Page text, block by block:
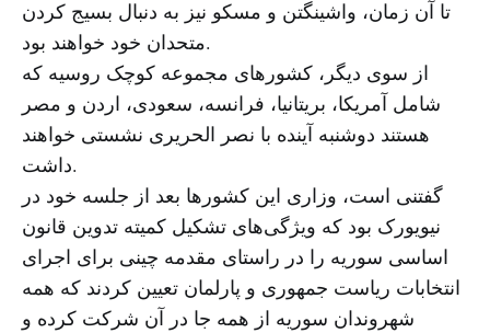
تا آن زمان، واشینگتن و مسکو نیز به دنبال بسیج کردن
متحدان خود خواهند بود.
از سوی دیگر، کشورهای مجموعه کوچک روسیه که
شامل آمریکا، بریتانیا، فرانسه، سعودی، اردن و مصر
هستند دوشنبه آینده با نصر الحریری نشستی خواهند
داشت.
گفتنی است، وزاری این کشورها بعد از جلسه خود در
نیویورک بود که ویژگی‌های تشکیل کمیته تدوین قانون
اساسی سوریه را در راستای مقدمه چینی برای اجرای
انتخابات ریاست جمهوری و پارلمان تعیین کردند که همه
شهروندان سوریه از همه جا در آن شرکت کرده و